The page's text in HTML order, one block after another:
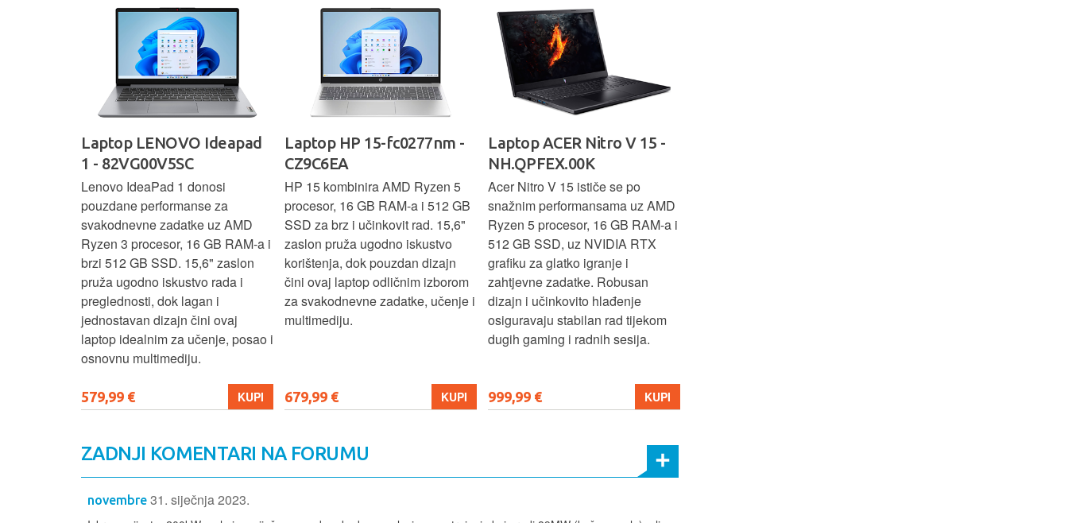
Laptop LENOVO Ideapad
1 - 82VG00V5SC
Lenovo IdeaPad 1 donosi
pouzdane performanse za
svakodnevne zadatke uz AMD
Ryzen 3 procesor, 16 GB RAM-a i
brzi 512 GB SSD. 15,6" zaslon
pruža ugodno iskustvo rada i
preglednosti, dok lagan i
jednostavan dizajn čini ovaj
laptop idealnim za učenje, posao i
osnovnu multimediju.
579,99 € KUPI
Laptop HP 15-fc0277nm -
CZ9C6EA
HP 15 kombinira AMD Ryzen 5
procesor, 16 GB RAM-a i 512 GB
SSD za brz i učinkovit rad. 15,6"
zaslon pruža ugodno iskustvo
korištenja, dok pouzdan dizajn
čini ovaj laptop odličnim izborom
za svakodnevne zadatke, učenje i
multimediju.
679,99 € KUPI
Laptop ACER Nitro V 15 -
NH.QPFEX.00K
Acer Nitro V 15 ističe se po
snažnim performansama uz AMD
Ryzen 5 procesor, 16 GB RAM-a i
512 GB SSD, uz NVIDIA RTX
grafiku za glatko igranje i
zahtjevne zadatke. Robusan
dizajn i učinkovito hlađenje
osiguravaju stabilan rad tijekom
dugih gaming i radnih sesija.
999,99 € KUPI
ZADNJI KOMENTARI NA FORUMU
novembre 31. siječnja 2023.